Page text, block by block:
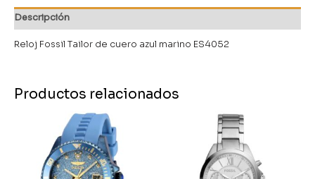
Descripción
Reloj Fossil Tailor de cuero azul marino ES4052
Productos relacionados